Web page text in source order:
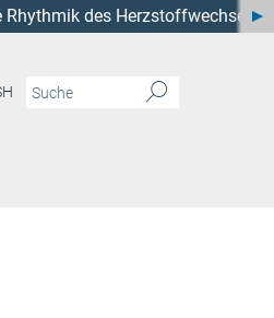
Rhythmik des Herzstoffwechsels